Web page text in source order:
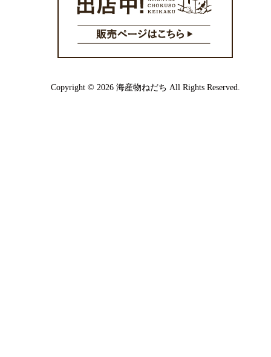
Copyright © 2026 海産物ねだち All Rights Reserved.